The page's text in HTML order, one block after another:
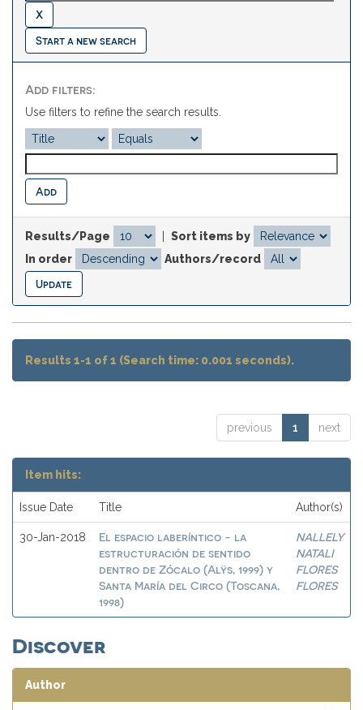
Start a new search
Add filters:
Use filters to refine the search results.
Results/Page
Sort items by
In order
Authors/record
Results 1-1 of 1 (Search time: 0.001 seconds).
previous 1 next
Item hits:
Issue Date Title Author(s)
30-Jan-2018
El espacio laberíntico - la
estructuración de sentido
dentro de Zócalo (Alÿs, 1999) y
Santa María del Circo (Toscana,
1998)
NALLELY
NATALI
FLORES
FLORES
Discover
Author